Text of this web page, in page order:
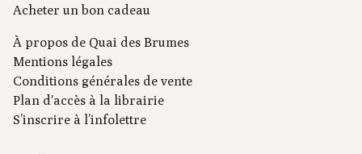
Acheter un bon cadeau
À propos de Quai des Brumes
Mentions légales
Conditions générales de vente
Plan d'accès à la librairie
S’inscrire à l’infolettre